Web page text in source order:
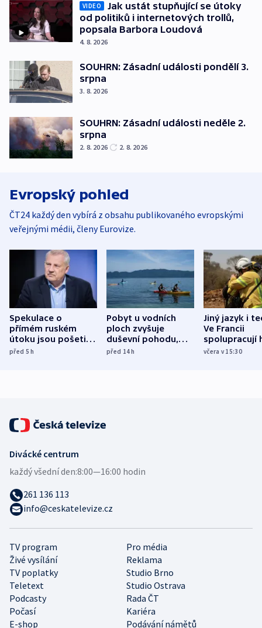
VIDEO
Jak ustát stupňující se útoky
od politiků i internetových trollů,
popsala Barbora Loudová
4. 8. 2026
SOUHRN: Zásadní události pondělí 3.
srpna
3. 8. 2026
SOUHRN: Zásadní události neděle 2.
srpna
2. 8. 2026 2. 8. 2026
Evropský pohled
ČT24 každý den vybírá z obsahu publikovaného evropskými
veřejnými médii, členy Eurovize.
Spekulace o
přímém ruském
útoku jsou pošetilé,
míní estonský
před 5h
Pobyt u vodních
ploch zvyšuje
duševní pohodu,
ukázala
před 14h
Jiný jazyk i
Ve Francii
spolupracují
různých zemí
včera v 15:30
TV program
Pro média
Živé vysílání
Reklama
TV poplatky
Studio Brno
Teletext
Studio Ostrava
Podcasty
Rada ČT
Počasí
Kariéra
E-shop
Podávání námětů
Divácké centrum
každý všední den:8:00—16:00 hodin
261 136 113
info@ceskatelevize.cz